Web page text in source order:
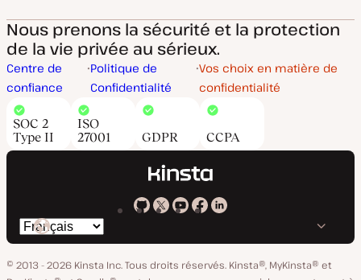
Nous prenons la sécurité et la protection
de la vie privée au sérieux.
Centre de
confiance
Politique de
Confidentialité
Vos choix en matière de
confidentialité
SOC 2
Type II
ISO
27001
GDPR CCPA
Kinsta
GitHub
Kinsta
X
Kinsta
YouTube
Kinsta
Facebook
Kinsta
LinkedIn
Changer
de
langue
© 2013 - 2026 Kinsta Inc. Tous droits réservés. Kinsta®, MyKinsta® et